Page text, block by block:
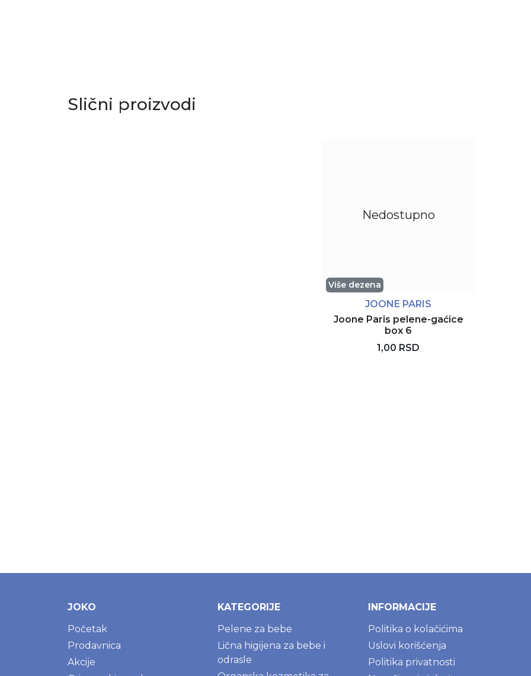
Slični proizvodi
Nedostupno
Više dezena
JOONE PARIS
Joone Paris pelene-gaćice
box 6
1,00 RSD
JOKO
Početak
Prodavnica
Akcije
KATEGORIJE
Pelene za bebe
Lična higijena za bebe i
odrasle
INFORMACIJE
Politika o kolačićima
Uslovi korišćenja
Politika privatnosti